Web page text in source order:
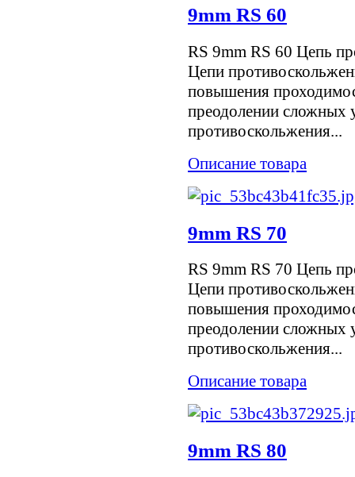
9mm RS 60
RS 9mm RS 60 Цепь
Цепи
повышения
преодолении сложных
противоскольжения...
Описание товара
9mm RS 70
RS 9mm RS 70 Цепь
Цепи
повышения
преодолении сложных
противоскольжения...
Описание товара
9mm RS 80